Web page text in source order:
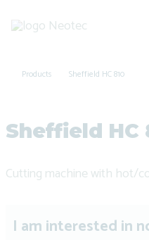
Products Sheffield HC 810
Sheffield HC
Cutting machine with hot/
I am interested in